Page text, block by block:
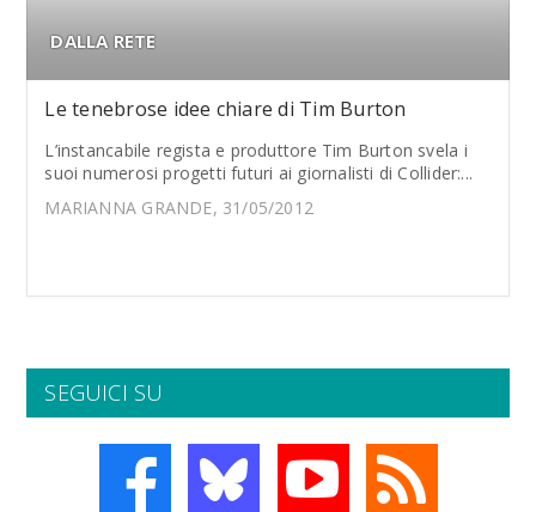
DALLA RETE
Le tenebrose idee chiare di Tim Burton
L’instancabile regista e produttore Tim Burton svela i
suoi numerosi progetti futuri ai giornalisti di Collider:...
MARIANNA GRANDE, 31/05/2012
SEGUICI SU